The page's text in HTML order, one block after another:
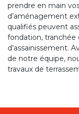
prendre en main
d’aménagement
qualifiés peuvent
fondation,
d’assainissement.
de notre équipe,
travaux de